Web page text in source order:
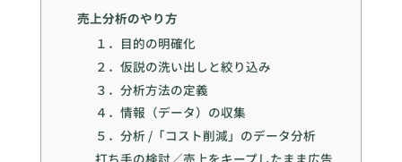
売上分析のやり方
１．目的の明確化
２．仮説の洗い出しと絞り込み
３．分析方法の定義
４．情報（データ）の収集
５．分析 /「コスト削減」のデータ分析
打ち手の検討／売上をキープしたまま広告